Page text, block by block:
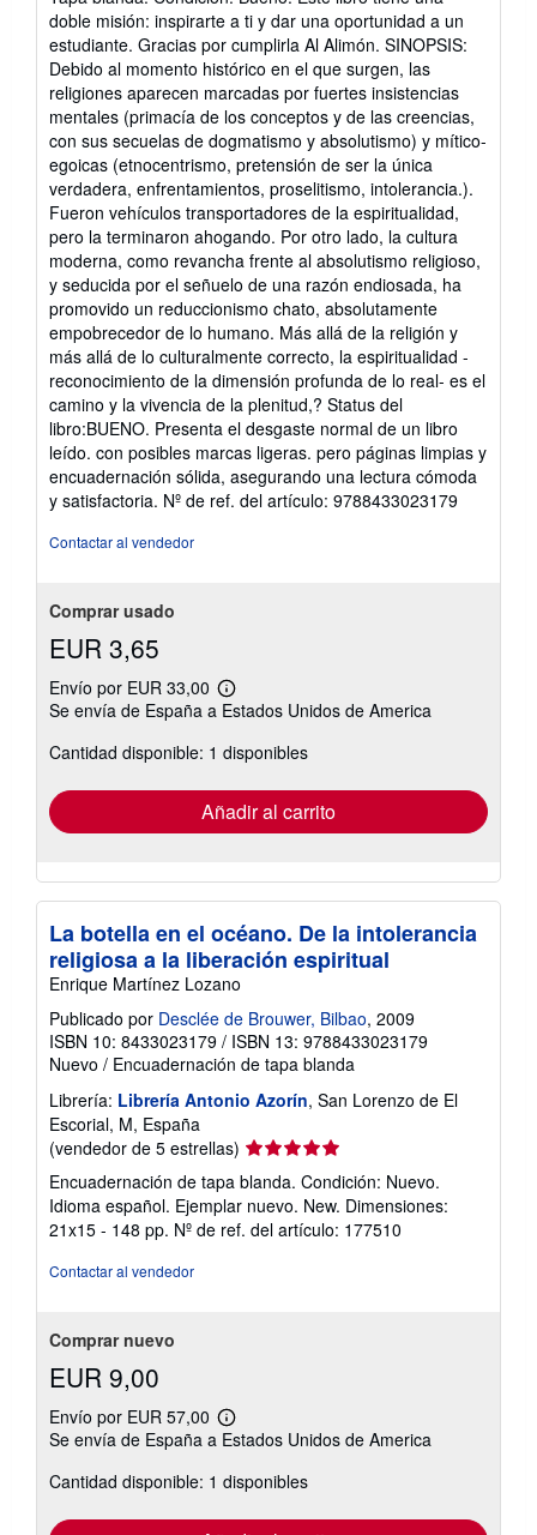
vendedor:
3
de
5
estrellas
doble misión: inspirarte a ti y dar una oportunidad a un
estudiante. Gracias por cumplirla Al Alimón. SINOPSIS:
Debido al momento histórico en el que surgen, las
religiones aparecen marcadas por fuertes insistencias
mentales (primacía de los conceptos y de las creencias,
con sus secuelas de dogmatismo y absolutismo) y mítico-
egoicas (etnocentrismo, pretensión de ser la única
verdadera, enfrentamientos, proselitismo, intolerancia.).
Fueron vehículos transportadores de la espiritualidad,
pero la terminaron ahogando. Por otro lado, la cultura
moderna, como revancha frente al absolutismo religioso,
y seducida por el señuelo de una razón endiosada, ha
promovido un reduccionismo chato, absolutamente
empobrecedor de lo humano. Más allá de la religión y
más allá de lo culturalmente correcto, la espiritualidad -
reconocimiento de la dimensión profunda de lo real- es el
camino y la vivencia de la plenitud,? Status del
libro:BUENO. Presenta el desgaste normal de un libro
leído. con posibles marcas ligeras. pero páginas limpias y
encuadernación sólida, asegurando una lectura cómoda
y satisfactoria. Nº de ref. del artículo: 9788433023179
Contactar al vendedor
Comprar usado
EUR 3,65
Envío por EUR 33,00
Más
información
las
tarifas
envío
Se envía de España a Estados Unidos de America
Cantidad disponible: 1 disponibles
Añadir al carrito
La botella en el océano. De la intolerancia
religiosa a la liberación espiritual
Enrique Martínez Lozano
Publicado por Desclée de Brouwer, Bilbao, 2009
ISBN 10: 8433023179 / ISBN 13: 9788433023179
Nuevo / Encuadernación de tapa blanda
Librería: Librería Antonio Azorín, San Lorenzo de El
Escorial, M, España
(vendedor de 5 estrellas) Calificación
del
vendedor:
5
de
Encuadernación de tapa blanda. Condición: Nuevo.
Idioma español. Ejemplar nuevo. New. Dimensiones:
21x15 - 148 pp. Nº de ref. del artículo: 177510
Contactar al vendedor
Comprar nuevo
EUR 9,00
Envío por EUR 57,00
Más
información
las
tarifas
Se envía de España a Estados Unidos de America
Cantidad disponible: 1 disponibles